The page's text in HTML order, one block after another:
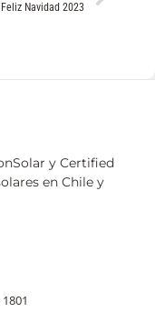
Feliz Navidad 2023
y Certified
en Chile y